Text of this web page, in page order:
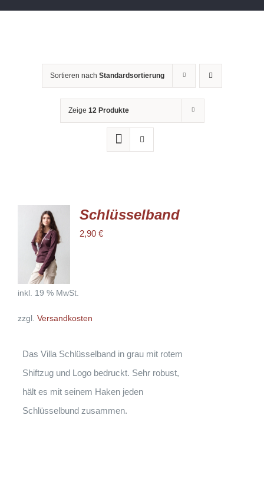
Sortieren nach Standardsortierung
Zeige 12 Produkte
IN DEN
WARENKORB
/
DETAILS
Schlüsselband
2,90 €
inkl. 19 % MwSt.
zzgl. Versandkosten
Das Villa Schlüsselband in grau mit rotem
Shiftzug und Logo bedruckt. Sehr robust,
hält es mit seinem Haken jeden
Schlüsselbund zusammen.